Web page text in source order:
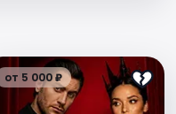
от 5 000 ₽